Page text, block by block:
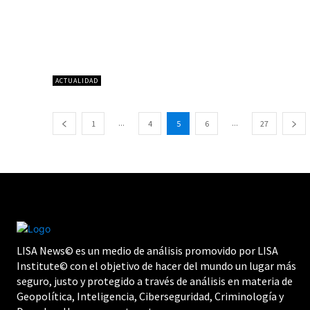
ACTUALIDAD
1 ... 4 5 6 ... 27
LISA News© es un medio de análisis promovido por LISA
Institute© con el objetivo de hacer del mundo un lugar más
seguro, justo y protegido a través de análisis en materia de
Geopolítica, Inteligencia, Ciberseguridad, Criminología y